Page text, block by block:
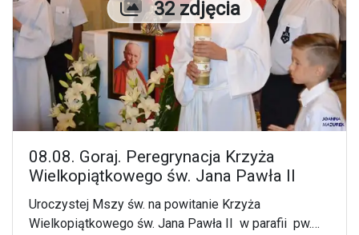
Liczba zdjęć
32 zdjęcia
08.08. Goraj. Peregrynacja Krzyża
Wielkopiątkowego św. Jana Pawła II
Uroczystej Mszy św. na powitanie Krzyża
Wielkopiątkowego św. Jana Pawła II w parafii pw.